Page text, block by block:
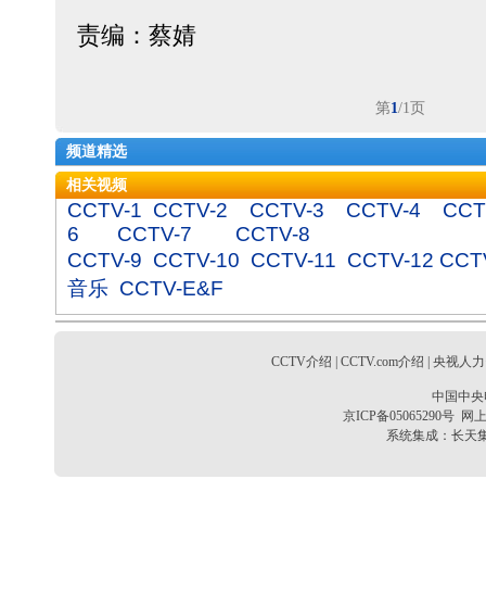
责编：蔡婧
第1/1页
频道精选
相关视频
CCTV-1 CCTV-2 CCTV-3 CCTV-4
6
CCTV-7
CCTV-8
CCTV-9 CCTV-10 CCTV-11 CCTV-12
音乐 CCTV-E&F
CCTV介绍 CCTV.com介绍 央视人
中国中
京ICP备05065290号 网
系统集成： 长天